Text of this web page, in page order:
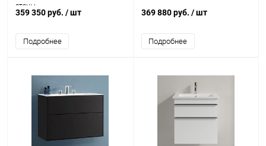
стены
359 350 руб. / шт
Подробнее
369 880 руб. / шт
Подробнее